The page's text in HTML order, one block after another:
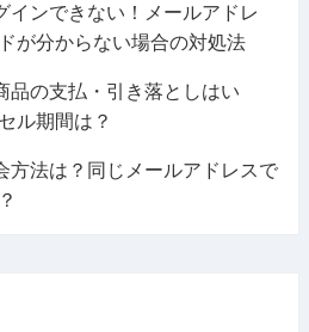
インできない！メールアドレ
が分からない場合の対処法
品の支払・引き落としはい
ル期間は？
方法は？同じメールアドレスで